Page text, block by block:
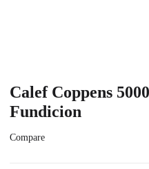
Calef Coppens
Fundicion
Compare